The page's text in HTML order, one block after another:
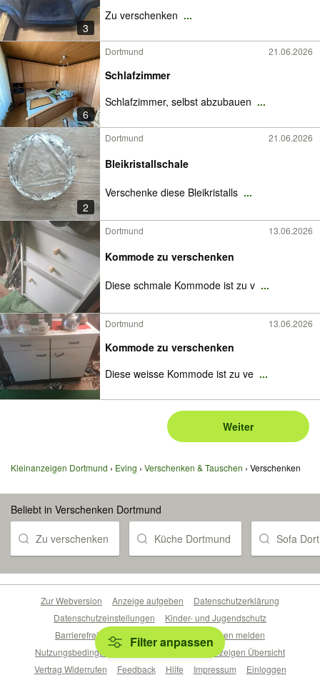
3
Zu verschenken ...
6
Dortmund 21.06.2026
Schlafzimmer
Schlafzimmer, selbst abzubauen ...
2
Dortmund 21.06.2026
Bleikristallschale
Verschenke diese Bleikristalls ...
Dortmund 13.06.2026
Kommode zu verschenken
Diese schmale Kommode ist zu v ...
Dortmund 13.06.2026
Kommode zu verschenken
Diese weisse Kommode ist zu ve ...
Weiter
Kleinanzeigen Dortmund Eving Verschenken & Tauschen Verschenken
Beliebt in Verschenken Dortmund
Zu verschenken Küche Dortmund Sofa
Filter anpassen
Zur Webversion Anzeige aufgeben
Datenschutzerklärung
Datenschutzeinstellungen
Kinder- und Jugendschutz
Barrierefreiheitserklärung
Sicherheitslücken melden
Nutzungsbedingungen
Beliebte Suchen
Anzeigen Übersicht
Vertrag Widerrufen
Feedback Hilfe Impressum Einloggen